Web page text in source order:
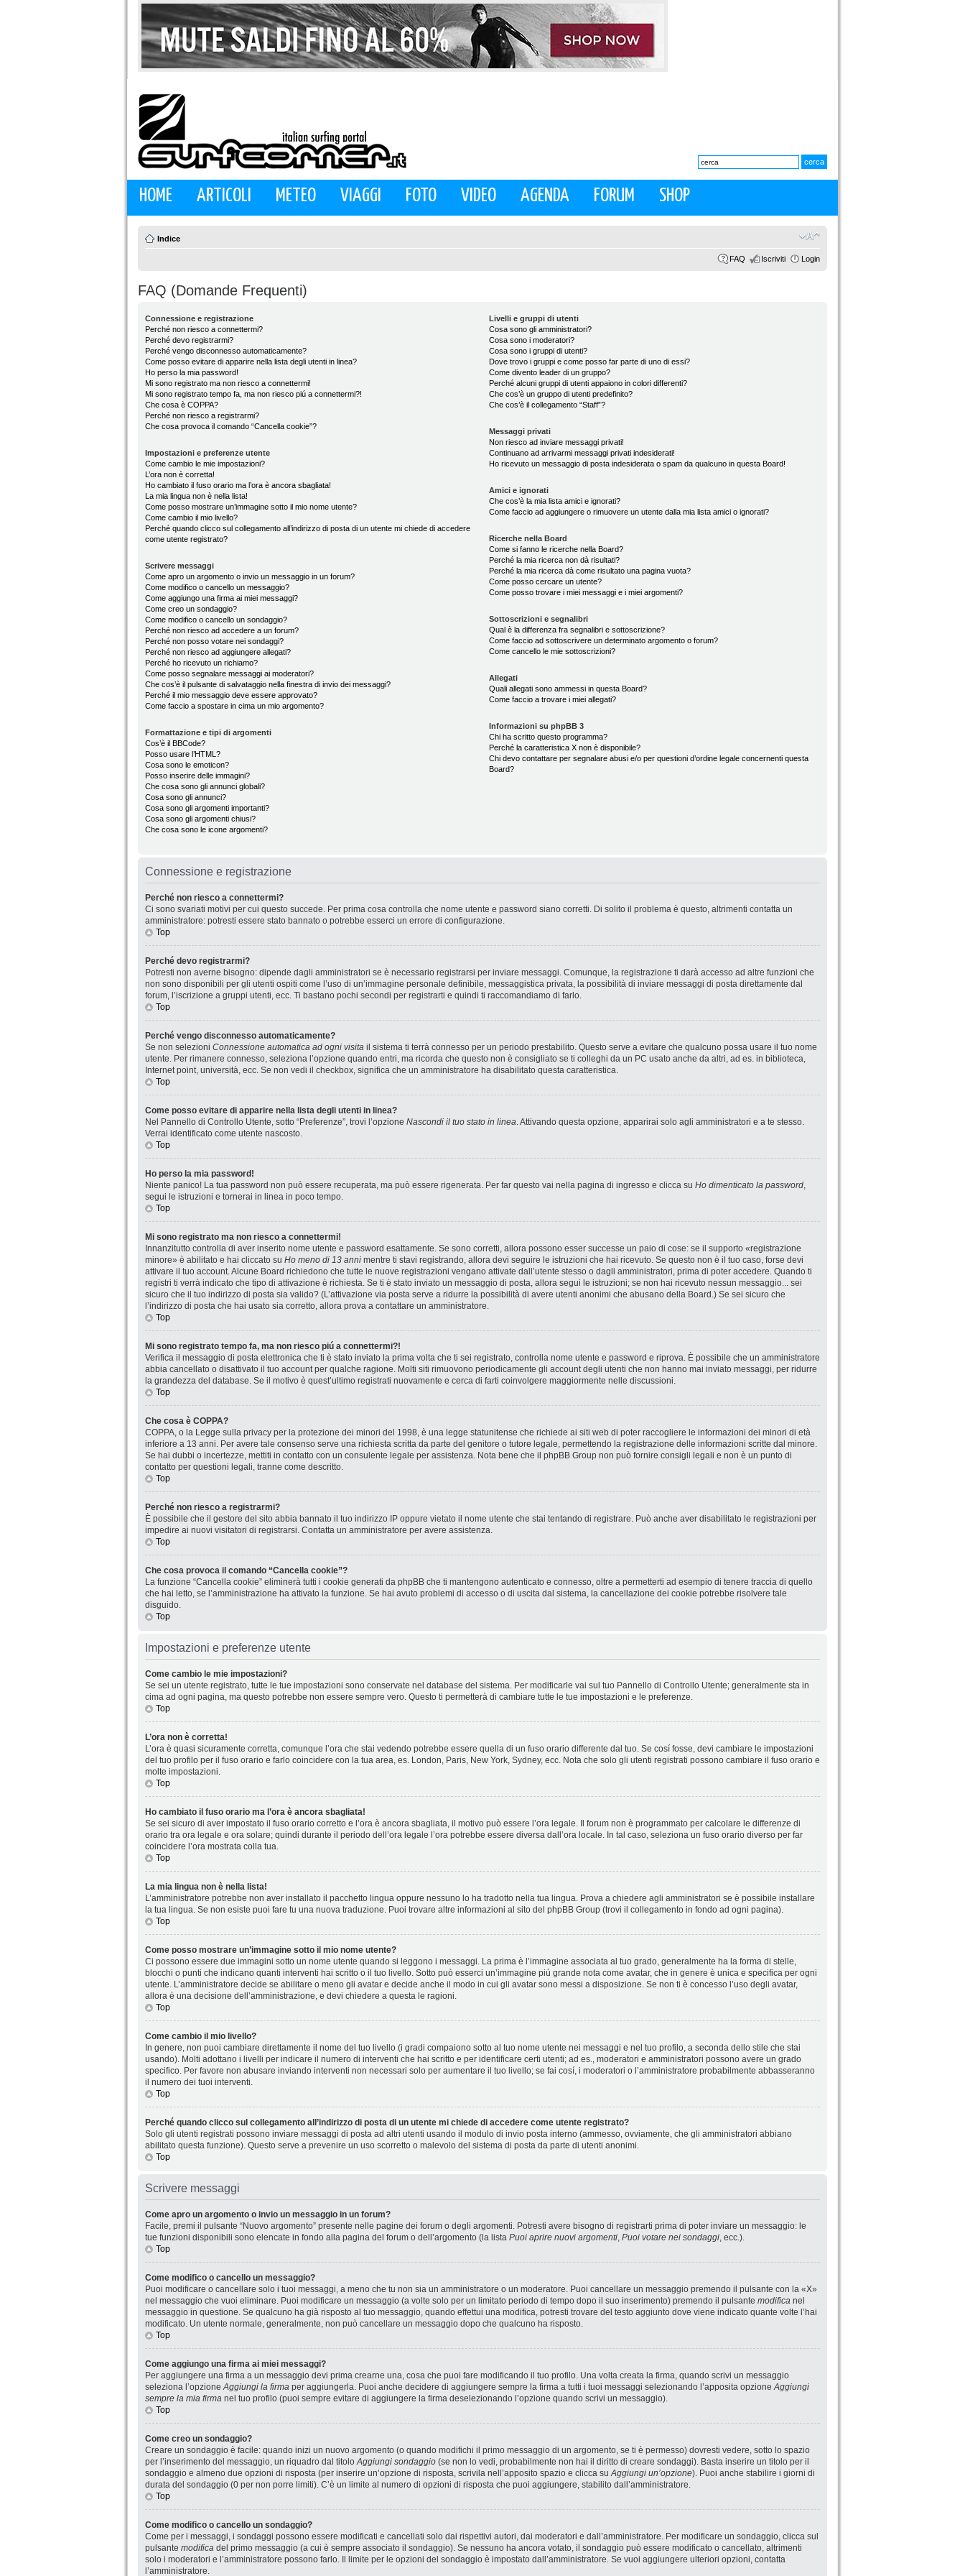
HOME ARTICOLI METEO VIAGGI FOTO VIDEO AGENDA FORUM SHOP
Indice
FAQ Iscriviti Login
FAQ (Domande Frequenti)
Connessione e registrazione
Perché non riesco a connettermi?
Perché devo registrarmi?
Perché vengo disconnesso automaticamente?
Come posso evitare di apparire nella lista degli utenti in linea?
Ho perso la mia password!
Mi sono registrato ma non riesco a connettermi!
Mi sono registrato tempo fa, ma non riesco piú a connettermi?!
Che cosa è COPPA?
Perché non riesco a registrarmi?
Che cosa provoca il comando “Cancella cookie”?
Impostazioni e preferenze utente
Come cambio le mie impostazioni?
L’ora non è corretta!
Ho cambiato il fuso orario ma l’ora è ancora sbagliata!
La mia lingua non è nella lista!
Come posso mostrare un’immagine sotto il mio nome utente?
Come cambio il mio livello?
Perché quando clicco sul collegamento all’indirizzo di posta di un utente mi chiede di accedere
come utente registrato?
Scrivere messaggi
Come apro un argomento o invio un messaggio in un forum?
Come modifico o cancello un messaggio?
Come aggiungo una firma ai miei messaggi?
Come creo un sondaggio?
Come modifico o cancello un sondaggio?
Perché non riesco ad accedere a un forum?
Perché non posso votare nei sondaggi?
Perché non riesco ad aggiungere allegati?
Perché ho ricevuto un richiamo?
Come posso segnalare messaggi ai moderatori?
Che cos’è il pulsante di salvataggio nella finestra di invio dei messaggi?
Perché il mio messaggio deve essere approvato?
Come faccio a spostare in cima un mio argomento?
Formattazione e tipi di argomenti
Cos’è il BBCode?
Posso usare l’HTML?
Cosa sono le emoticon?
Posso inserire delle immagini?
Che cosa sono gli annunci globali?
Cosa sono gli annunci?
Cosa sono gli argomenti importanti?
Cosa sono gli argomenti chiusi?
Che cosa sono le icone argomenti?
Livelli e gruppi di utenti
Cosa sono gli amministratori?
Cosa sono i moderatori?
Cosa sono i gruppi di utenti?
Dove trovo i gruppi e come posso far parte di uno di essi?
Come divento leader di un gruppo?
Perché alcuni gruppi di utenti appaiono in colori differenti?
Che cos’è un gruppo di utenti predefinito?
Che cos’è il collegamento “Staff”?
Messaggi privati
Non riesco ad inviare messaggi privati!
Continuano ad arrivarmi messaggi privati indesiderati!
Ho ricevuto un messaggio di posta indesiderata o spam da qualcuno in questa Board!
Amici e ignorati
Che cos’è la mia lista amici e ignorati?
Come faccio ad aggiungere o rimuovere un utente dalla mia lista amici o ignorati?
Ricerche nella Board
Come si fanno le ricerche nella Board?
Perché la mia ricerca non dà risultati?
Perché la mia ricerca dà come risultato una pagina vuota?
Come posso cercare un utente?
Come posso trovare i miei messaggi e i miei argomenti?
Sottoscrizioni e segnalibri
Qual è la differenza fra segnalibri e sottoscrizione?
Come faccio ad sottoscrivere un determinato argomento o forum?
Come cancello le mie sottoscrizioni?
Allegati
Quali allegati sono ammessi in questa Board?
Come faccio a trovare i miei allegati?
Informazioni su phpBB 3
Chi ha scritto questo programma?
Perché la caratteristica X non è disponibile?
Chi devo contattare per segnalare abusi e/o per questioni d’ordine legale concernenti questa
Board?
Connessione e registrazione
Perché non riesco a connettermi?
Ci sono svariati motivi per cui questo succede. Per prima cosa controlla che nome utente e password siano corretti. Di solito il problema è questo, altrimenti contatta un
amministratore: potresti essere stato bannato o potrebbe esserci un errore di configurazione.
Top
Perché devo registrarmi?
Potresti non averne bisogno: dipende dagli amministratori se è necessario registrarsi per inviare messaggi. Comunque, la registrazione ti darà accesso ad altre funzioni che
non sono disponibili per gli utenti ospiti come l’uso di un’immagine personale definibile, messaggistica privata, la possibilità di inviare messaggi di posta direttamente dal
forum, l’iscrizione a gruppi utenti, ecc. Ti bastano pochi secondi per registrarti e quindi ti raccomandiamo di farlo.
Top
Perché vengo disconnesso automaticamente?
Se non selezioni Connessione automatica ad ogni visita il sistema ti terrà connesso per un periodo prestabilito. Questo serve a evitare che qualcuno possa usare il tuo nome
utente. Per rimanere connesso, seleziona l’opzione quando entri, ma ricorda che questo non è consigliato se ti colleghi da un PC usato anche da altri, ad es. in biblioteca,
Internet point, università, ecc. Se non vedi il checkbox, significa che un amministratore ha disabilitato questa caratteristica.
Top
Come posso evitare di apparire nella lista degli utenti in linea?
Nel Pannello di Controllo Utente, sotto “Preferenze”, trovi l’opzione Nascondi il tuo stato in linea. Attivando questa opzione, apparirai solo agli amministratori e a te stesso.
Verrai identificato come utente nascosto.
Top
Ho perso la mia password!
Niente panico! La tua password non può essere recuperata, ma può essere rigenerata. Per far questo vai nella pagina di ingresso e clicca su Ho dimenticato la password,
segui le istruzioni e tornerai in linea in poco tempo.
Top
Mi sono registrato ma non riesco a connettermi!
Innanzitutto controlla di aver inserito nome utente e password esattamente. Se sono corretti, allora possono esser successe un paio di cose: se il supporto «registrazione
minore» è abilitato e hai cliccato su Ho meno di 13 anni mentre ti stavi registrando, allora devi seguire le istruzioni che hai ricevuto. Se questo non è il tuo caso, forse devi
attivare il tuo account. Alcune Board richiedono che tutte le nuove registrazioni vengano attivate dall’utente stesso o dagli amministratori, prima di poter accedere. Quando ti
registri ti verrà indicato che tipo di attivazione è richiesta. Se ti è stato inviato un messaggio di posta, allora segui le istruzioni; se non hai ricevuto nessun messaggio... sei
sicuro che il tuo indirizzo di posta sia valido? (L’attivazione via posta serve a ridurre la possibilità di avere utenti anonimi che abusano della Board.) Se sei sicuro che
l’indirizzo di posta che hai usato sia corretto, allora prova a contattare un amministratore.
Top
Mi sono registrato tempo fa, ma non riesco piú a connettermi?!
Verifica il messaggio di posta elettronica che ti è stato inviato la prima volta che ti sei registrato, controlla nome utente e password e riprova. È possibile che un amministratore
abbia cancellato o disattivato il tuo account per qualche ragione. Molti siti rimuovono periodicamente gli account degli utenti che non hanno mai inviato messaggi, per ridurre
la grandezza del database. Se il motivo è quest’ultimo registrati nuovamente e cerca di farti coinvolgere maggiormente nelle discussioni.
Top
Che cosa è COPPA?
COPPA, o la Legge sulla privacy per la protezione dei minori del 1998, è una legge statunitense che richiede ai siti web di poter raccogliere le informazioni dei minori di età
inferiore a 13 anni. Per avere tale consenso serve una richiesta scritta da parte del genitore o tutore legale, permettendo la registrazione delle informazioni scritte dal minore.
Se hai dubbi o incertezze, mettiti in contatto con un consulente legale per assistenza. Nota bene che il phpBB Group non può fornire consigli legali e non è un punto di
contatto per questioni legali, tranne come descritto.
Top
Perché non riesco a registrarmi?
È possibile che il gestore del sito abbia bannato il tuo indirizzo IP oppure vietato il nome utente che stai tentando di registrare. Può anche aver disabilitato le registrazioni per
impedire ai nuovi visitatori di registrarsi. Contatta un amministratore per avere assistenza.
Top
Che cosa provoca il comando “Cancella cookie”?
La funzione “Cancella cookie” eliminerà tutti i cookie generati da phpBB che ti mantengono autenticato e connesso, oltre a permetterti ad esempio di tenere traccia di quello
che hai letto, se l’amministrazione ha attivato la funzione. Se hai avuto problemi di accesso o di uscita dal sistema, la cancellazione dei cookie potrebbe risolvere tale
disguido.
Top
Impostazioni e preferenze utente
Come cambio le mie impostazioni?
Se sei un utente registrato, tutte le tue impostazioni sono conservate nel database del sistema. Per modificarle vai sul tuo Pannello di Controllo Utente; generalmente sta in
cima ad ogni pagina, ma questo potrebbe non essere sempre vero. Questo ti permetterà di cambiare tutte le tue impostazioni e le preferenze.
Top
L’ora non è corretta!
L’ora è quasi sicuramente corretta, comunque l’ora che stai vedendo potrebbe essere quella di un fuso orario differente dal tuo. Se cosí fosse, devi cambiare le impostazioni
del tuo profilo per il fuso orario e farlo coincidere con la tua area, es. London, Paris, New York, Sydney, ecc. Nota che solo gli utenti registrati possono cambiare il fuso orario e
molte impostazioni.
Top
Ho cambiato il fuso orario ma l’ora è ancora sbagliata!
Se sei sicuro di aver impostato il fuso orario corretto e l’ora è ancora sbagliata, il motivo può essere l’ora legale. Il forum non è programmato per calcolare le differenze di
orario tra ora legale e ora solare; quindi durante il periodo dell’ora legale l’ora potrebbe essere diversa dall’ora locale. In tal caso, seleziona un fuso orario diverso per far
coincidere l’ora mostrata colla tua.
Top
La mia lingua non è nella lista!
L’amministratore potrebbe non aver installato il pacchetto lingua oppure nessuno lo ha tradotto nella tua lingua. Prova a chiedere agli amministratori se è possibile installare
la tua lingua. Se non esiste puoi fare tu una nuova traduzione. Puoi trovare altre informazioni al sito del phpBB Group (trovi il collegamento in fondo ad ogni pagina).
Top
Come posso mostrare un’immagine sotto il mio nome utente?
Ci possono essere due immagini sotto un nome utente quando si leggono i messaggi. La prima è l’immagine associata al tuo grado, generalmente ha la forma di stelle,
blocchi o punti che indicano quanti interventi hai scritto o il tuo livello. Sotto può esserci un’immagine piú grande nota come avatar, che in genere è unica e specifica per ogni
utente. L’amministratore decide se abilitare o meno gli avatar e decide anche il modo in cui gli avatar sono messi a disposizione. Se non ti è concesso l’uso degli avatar,
allora è una decisione dell’amministrazione, e devi chiedere a questa le ragioni.
Top
Come cambio il mio livello?
In genere, non puoi cambiare direttamente il nome del tuo livello (i gradi compaiono sotto al tuo nome utente nei messaggi e nel tuo profilo, a seconda dello stile che stai
usando). Molti adottano i livelli per indicare il numero di interventi che hai scritto e per identificare certi utenti; ad es., moderatori e amministratori possono avere un grado
specifico. Per favore non abusare inviando interventi non necessari solo per aumentare il tuo livello; se fai cosí, i moderatori o l’amministratore probabilmente abbasseranno
il numero dei tuoi interventi.
Top
Perché quando clicco sul collegamento all’indirizzo di posta di un utente mi chiede di accedere come utente registrato?
Solo gli utenti registrati possono inviare messaggi di posta ad altri utenti usando il modulo di invio posta interno (ammesso, ovviamente, che gli amministratori abbiano
abilitato questa funzione). Questo serve a prevenire un uso scorretto o malevolo del sistema di posta da parte di utenti anonimi.
Top
Scrivere messaggi
Come apro un argomento o invio un messaggio in un forum?
Facile, premi il pulsante “Nuovo argomento” presente nelle pagine dei forum o degli argomenti. Potresti avere bisogno di registrarti prima di poter inviare un messaggio: le
tue funzioni disponibili sono elencate in fondo alla pagina del forum o dell’argomento (la lista Puoi aprire nuovi argomenti, Puoi votare nei sondaggi, ecc.).
Top
Come modifico o cancello un messaggio?
Puoi modificare o cancellare solo i tuoi messaggi, a meno che tu non sia un amministratore o un moderatore. Puoi cancellare un messaggio premendo il pulsante con la «X»
nel messaggio che vuoi eliminare. Puoi modificare un messaggio (a volte solo per un limitato periodo di tempo dopo il suo inserimento) premendo il pulsante modifica nel
messaggio in questione. Se qualcuno ha già risposto al tuo messaggio, quando effettui una modifica, potresti trovare del testo aggiunto dove viene indicato quante volte l’hai
modificato. Un utente normale, generalmente, non può cancellare un messaggio dopo che qualcuno ha risposto.
Top
Come aggiungo una firma ai miei messaggi?
Per aggiungere una firma a un messaggio devi prima crearne una, cosa che puoi fare modificando il tuo profilo. Una volta creata la firma, quando scrivi un messaggio
seleziona l’opzioneAggiungi la firma per aggiungerla. Puoi anche decidere di aggiungere sempre la firma a tutti i tuoi messaggi selezionando l’apposita opzioneAggiungi
sempre la mia firma nel tuo profilo (puoi sempre evitare di aggiungere la firma deselezionando l’opzione quando scrivi un messaggio).
Top
Come creo un sondaggio?
Creare un sondaggio è facile: quando inizi un nuovo argomento (o quando modifichi il primo messaggio di un argomento, se ti è permesso) dovresti vedere, sotto lo spazio
per l’inserimento del messaggio, un riquadro dal titoloAggiungi sondaggio (se non lo vedi, probabilmente non hai il diritto di creare sondaggi). Basta inserire un titolo per il
sondaggio e almeno due opzioni di risposta (per inserire un’opzione di risposta, scrivila nell’apposito spazio e clicca suAggiungi un’opzione). Puoi anche stabilire i giorni di
durata del sondaggio (0 per non porre limiti). C’è un limite al numero di opzioni di risposta che puoi aggiungere, stabilito dall’amministratore.
Top
Come modifico o cancello un sondaggio?
Come per i messaggi, i sondaggi possono essere modificati e cancellati solo dai rispettivi autori, dai moderatori e dall’amministratore. Per modificare un sondaggio, clicca sul
pulsante modifica del primo messaggio (a cui è sempre associato il sondaggio). Se nessuno ha ancora votato, il sondaggio può essere modificato o cancellato, altrimenti
solo i moderatori e l’amministratore possono farlo. Il limite per le opzioni del sondaggio è impostato dall’amministratore. Se vuoi aggiungere ulteriori opzioni, contatta
l’amministratore.